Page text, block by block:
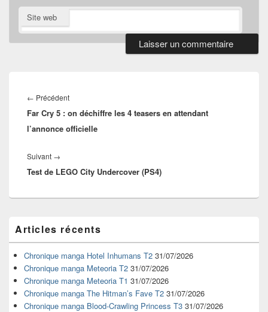
Site web
de
l’article
← PrécédentArticle
précédent :
Far Cry 5 : on déchiffre les 4 teasers en attendant
l’annonce officielle
Suivant →
suivant :
Test de LEGO City Undercover (PS4)
principale
de
widget
pour
barre
latérale
Articles récents
Chronique manga Hotel Inhumans T2 31/07/2026
Chronique manga Meteoria T2 31/07/2026
Chronique manga Meteoria T1 31/07/2026
Chronique manga The Hitman’s Fave T2 31/07/2026
Chronique manga Blood-Crawling Princess T3 31/07/2026